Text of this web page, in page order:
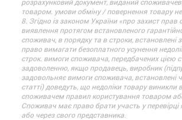
товаром. умови обміну / повернення товару
8. Згідно із законом України «про захист прав
виявлення протягом встановленого
споживач, в порядку та в строки, встановлені
право вимагати безоплатного усунення
строк. вимоги споживача, передбачених цією
задоволенню, якщо продавець, виробник
задовольняє вимоги споживача, встановлені
статті) доведуть, що недоліки товару виникли
споживачем правил користування товаром
Споживач має право брати участь у перевірці
або через свого представника.